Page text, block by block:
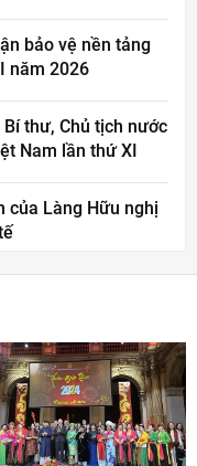
bảo vệ nền tảng
năm 2026
thư, Chủ tịch nước
Nam lần thứ XI
của Làng Hữu nghị